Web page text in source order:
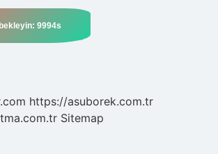
https://asuborek.com.tr
Sitemap